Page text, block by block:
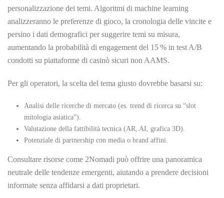
personalizzazione dei temi. Algoritmi di machine learning
analizzeranno le preferenze di gioco, la cronologia delle vincite e
persino i dati demografici per suggerire temi su misura,
aumentando la probabilità di engagement del 15 % in test A/B
condotti su piattaforme di casinò sicuri non AAMS.
Per gli operatori, la scelta del tema giusto dovrebbe basarsi su:
Analisi delle ricerche di mercato (es. trend di ricerca su “slot
mitologia asiatica”).
Valutazione della fattibilità tecnica (AR, AI, grafica 3D).
Potenziale di partnership con media o brand affini.
Consultare risorse come 2Nomadi può offrire una panoramica
neutrale delle tendenze emergenti, aiutando a prendere decisioni
informate senza affidarsi a dati proprietari.